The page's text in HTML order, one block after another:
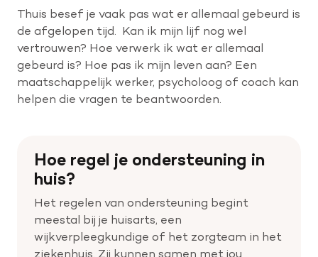
Thuis besef je vaak pas wat er allemaal gebeurd is
de afgelopen tijd. Kan ik mijn lijf nog wel
vertrouwen? Hoe verwerk ik wat er allemaal
gebeurd is? Hoe pas ik mijn leven aan? Een
maatschappelijk werker, psycholoog of coach kan
helpen die vragen te beantwoorden.
Hoe regel je ondersteuning in
huis?
Het regelen van ondersteuning begint
meestal bij je huisarts, een
wijkverpleegkundige of het zorgteam in het
ziekenhuis. Zij kunnen samen met jou